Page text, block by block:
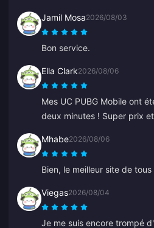
minutes à répondre, ce qui
recharge a fini par passer.
support répondait plus
Jamil Mosa2026/08/03
Bon service.
Ella Clark2026/08/06
Mes UC PUBG Mobile ont
deux minutes ! Super prix
recommande vivement.
Mhabe2026/08/06
Bien, le meilleur site de
Viegas2026/08/04
Je me suis encore trompé